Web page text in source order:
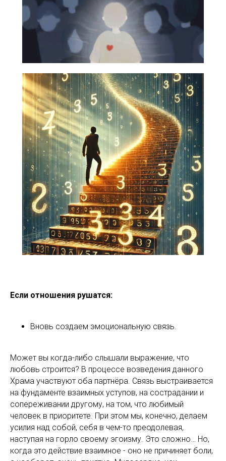
Если отношения рушатся:
Вновь создаем эмоциональную связь.
Может вы когда-либо слышали выражение, что
любовь строится? В процессе возведения данного
Храма участвуют оба партнёра. Связь выстраивается
на фундаменте взаимных уступов, на сострадании и
сопереживании другому, на том, что любимый
человек в приоритете. При этом мы, конечно, делаем
усилия над собой, себя в чем-то преодолевая,
наступая на горло своему эгоизму. Это сложно… Но,
когда это действие взаимное - оно не причиняет боли,